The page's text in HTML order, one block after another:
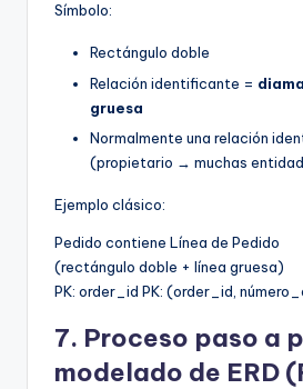
Símbolo:
Rectángulo doble
Relación identificante =
gruesa
Normalmente una relación
(propietario → muchas
Ejemplo clásico:
Pedido contiene Línea de Pedido
(rectángulo doble + línea gruesa)
PK: order_id PK: (order_id,
7. Proceso paso a
modelado de ERD